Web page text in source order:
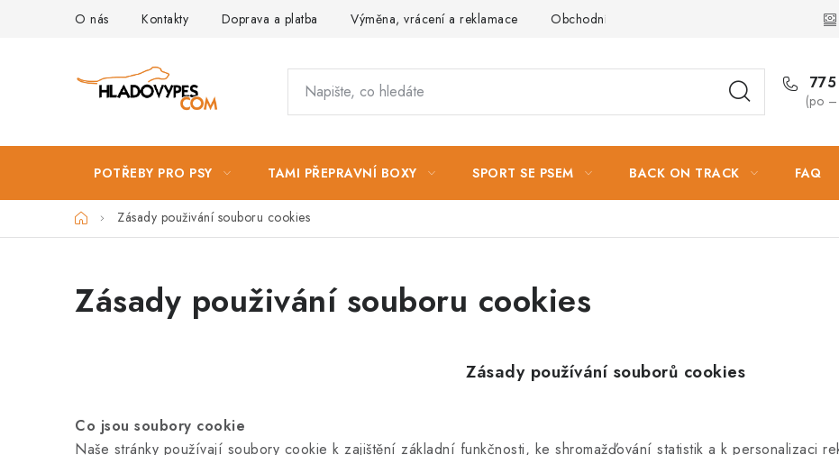
O nás Kontakty Doprava a platba Výměna, vrácení a reklamace Obchodní podmínky Podmínky ochrany
(po
POTŘEBY PRO PSY TAMI PŘEPRAVNÍ BOXY SPORT SE PSEM BACK ON TRACK FAQ
DomůZásady použivání souboru cookies
Zásady použivání souboru cookies
Zásady používání souborů cookies
Co jsou soubory cookie
Naše stránky používají soubory cookie k zajištění základní funkčnosti, ke shromažďování statistik a k personalizaci